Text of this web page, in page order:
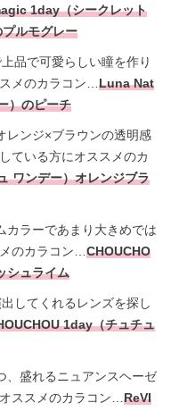
1day（シークレット
ルモグレー
品で可愛らしい瞳を作り
メのカラコン…Luna Nat
）のピーチ
レンジ×ブラウンの透明感
ている方にオススメのカ
ワンデー）オレンジブラ
カラーであまり大きめでは
のカラコン…CHOUCHO
シュライム
してくれるレンズを探し
1day（チュチュ
、盛れるニュアンスヘーゼ
ススメのカラコン…ReVI